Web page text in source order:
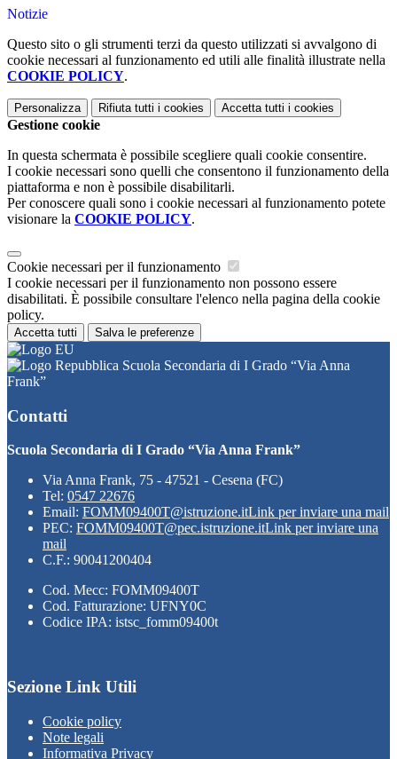
Notizie
Questo sito o gli strumenti terzi da questo utilizzati si avvalgono di
cookie necessari al funzionamento ed utili alle finalità illustrate nella
COOKIE POLICY.
Personalizza Rifiuta tutti i cookies Accetta tutti i cookies
Gestione cookie
In questa schermata è possibile scegliere quali cookie consentire.
I cookie necessari sono quelli che consentono il funzionamento della
piattaforma e non è possibile disabilitarli.
Per conoscere quali sono i cookie necessari al funzionamento potete
visionare la COOKIE POLICY.
Cookie necessari per il funzionamento
I cookie necessari per il funzionamento non possono essere
disabilitati. È possibile consultare l'elenco nella pagina della cookie
policy.
Accetta tutti Salva le preferenze
Scuola Secondaria di I Grado “Via Anna
Frank”
Contatti
Scuola Secondaria di I Grado “Via Anna Frank”
Via Anna Frank, 75 - 47521 - Cesena (FC)
Tel: 0547 22676
Email: FOMM09400T@istruzione.itLink per inviare una mail
PEC: FOMM09400T@pec.istruzione.itLink per inviare una
mail
C.F.: 90041200404
Cod. Mecc: FOMM09400T
Cod. Fatturazione: UFNY0C
Codice IPA: istsc_fomm09400t
Sezione Link Utili
Cookie policy
Note legali
Informativa Privacy